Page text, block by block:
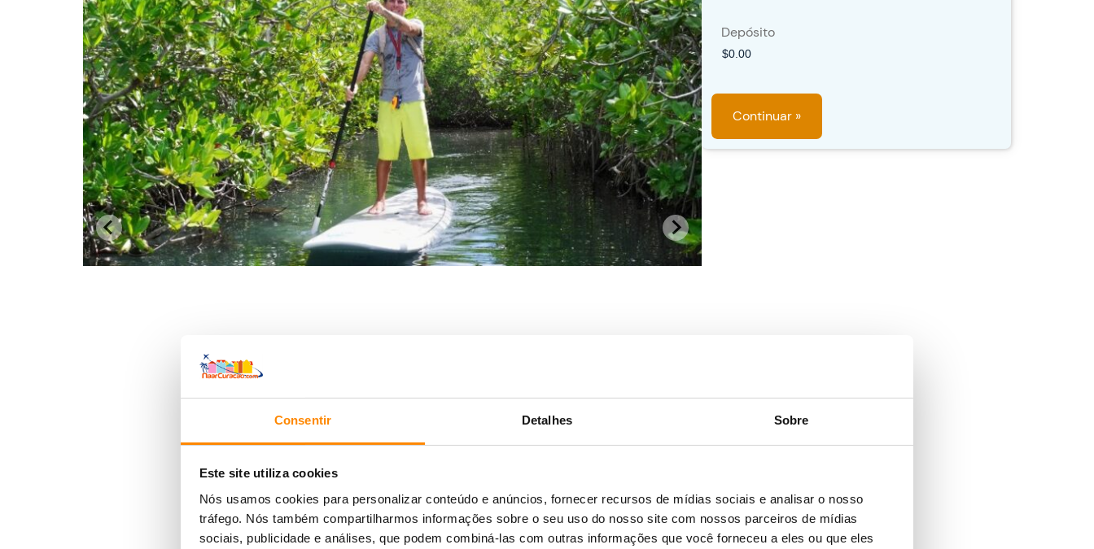
Consentir Detalhes Sobre
Este site utiliza cookies
Nós usamos cookies para personalizar conteúdo e anúncios, fornecer recursos de mídias sociais e analisar o nosso
tráfego. Nós também compartilharmos informações sobre o seu uso do nosso site com nossos parceiros de mídias
sociais, publicidade e análises, que podem combiná-las com outras informações que você forneceu a eles ou que eles
Depósito